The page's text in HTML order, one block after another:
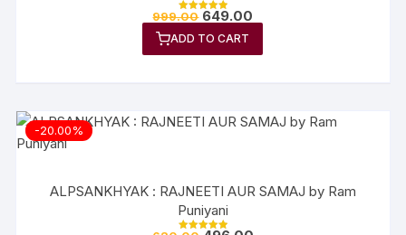
Rated
out of 5
999.00 649.00
ADD TO CART
-20.00%
ALPSANKHYAK : RAJNEETI AUR SAMAJ by Ram
Puniyani